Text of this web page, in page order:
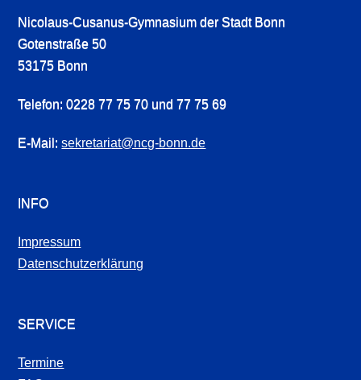
Nicolaus-Cusanus-Gymnasium der Stadt Bonn
Gotenstraße 50
53175 Bonn
Telefon: 0228 77 75 70 und 77 75 69
E-Mail:sekretariat@ncg-bonn.de
INFO
Impressum
Datenschutzerklärung
SERVICE
Termine